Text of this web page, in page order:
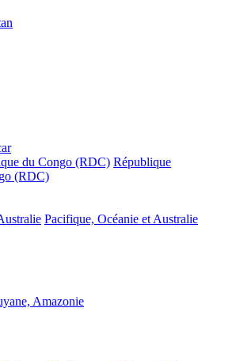
du Congo (RDC) République
(RDC)
Pacifique, Océanie et Australie
Amazonie